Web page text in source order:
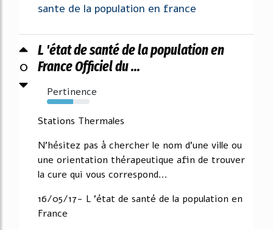
sante de la population en france
0
L 'état de santé de la population en
France Officiel du ...
Pertinence
61%
Stations Thermales
N'hésitez pas à chercher le nom d'une ville ou
une orientation thérapeutique afin de trouver
la cure qui vous correspond...
16/05/17- L 'état de santé de la population en
France